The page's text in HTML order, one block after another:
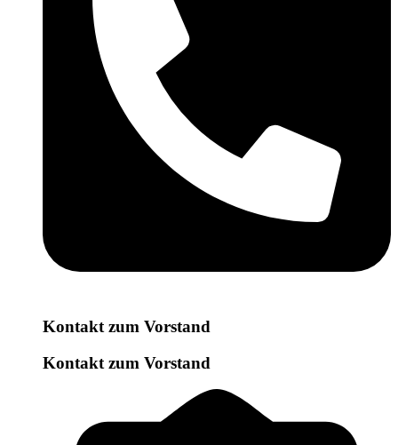
Kontakt zum Vorstand
Kontakt zum Vorstand